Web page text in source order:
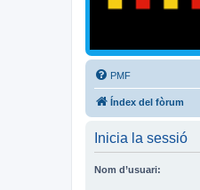
PMF
Índex del fòrum
Inicia la sessió
Nom d’usuari: